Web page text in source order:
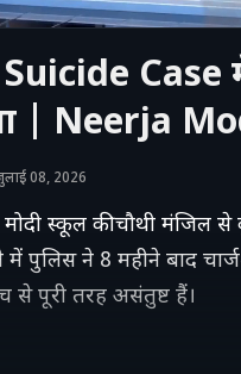
| Neerja
जुलाई 08, 2026
स्कूल की चौथी मंजिल से
में पुलिस ने 8 महीने बाद
से पूरी तरह असंतुष्ट हैं।